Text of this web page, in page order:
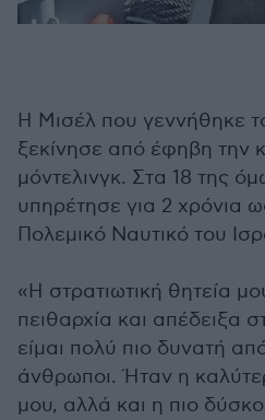
Η Μισέλ που γεννήθηκε
ξεκίνησε από έφηβη την
μόντελινγκ. Στα 18 της
υπηρέτησε για 2 χρόνια
Πολεμικό Ναυτικό του
«Η στρατιωτική θητεία
πειθαρχία και απέδειξα
είμαι πολύ πιο δυνατή
άνθρωποι. Ήταν η
μου, αλλά και η πιο